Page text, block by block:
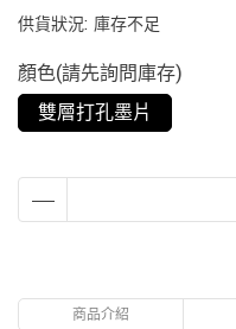
供貨狀況: 庫存不足
顏色(請先詢問庫存)
雙層打孔墨片
商品介紹